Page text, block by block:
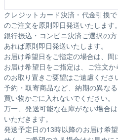
クレジットカード決済・代金引換
のご注文を原則即日発送いたします。
銀行振込・コンビニ決済ご選択の
あれば原則即日発送いたします。
お届け希望日をご指定の場合は、間
お届け希望日をご指定は、ご注文
のお取り置きご要望はご遠慮くださ
予約・取寄商品など、納期の異な
買い物かごに入れないでください。
万一、発送可能な在庫がない場合
いただきます。
発送予定日の13時以降のお届け希